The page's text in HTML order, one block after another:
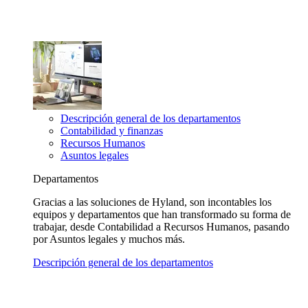
Descripción general de los departamentos
Contabilidad y finanzas
Recursos Humanos
Asuntos legales
Departamentos
Gracias a las soluciones de Hyland, son incontables los
equipos y departamentos que han transformado su forma de
trabajar, desde Contabilidad a Recursos Humanos, pasando
por Asuntos legales y muchos más.
Descripción general de los departamentos